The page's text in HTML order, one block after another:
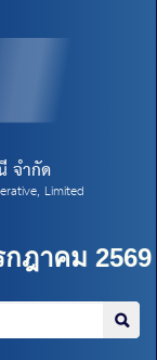
จำกัด
Limited
=>บ